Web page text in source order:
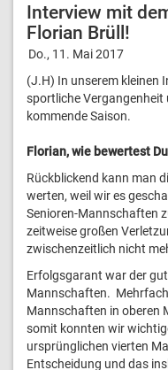
Interview mit
Florian Brüll!
Do., 11. Mai 2017
(J.H) In unserem kleinen
sportliche Vergangenheit
kommende Saison.
Florian, wie bewertest
Rückblickend kann man
werten, weil wir es
Senioren-Mannschaften
zeitweise großen
zwischenzeitlich nicht
Erfolgsgarant war der
Mannschaften.
Mannschaften in oberen
somit konnten wir
ursprünglichen vierten
Entscheidung und das